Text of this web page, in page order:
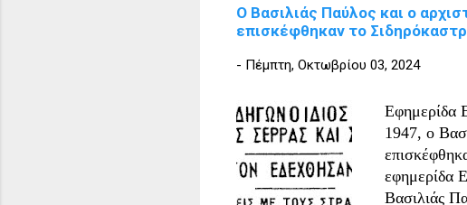
Ο Βασιλιάς Παύλος και ο
επισκέφθηκαν το
- Πέμπτη, Οκτωβρίου 03, 2024
Εφημερίδα
1947, ο
Βασιλιάς